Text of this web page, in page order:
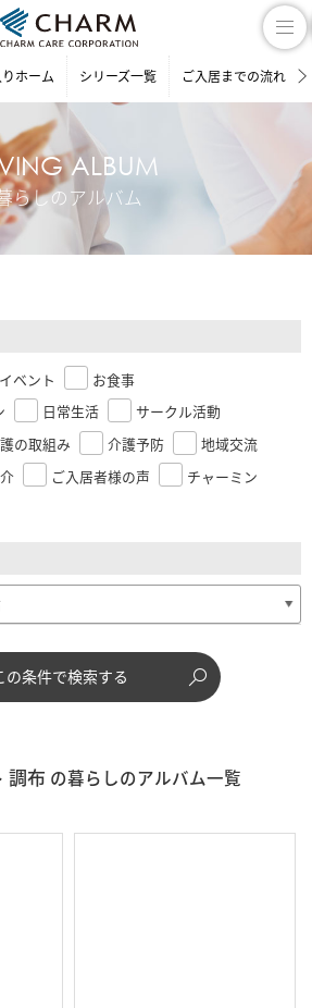
ホーム シリーズ一覧 ご入居までの流れ
ALBUM
らしのアルバム
イベント
お食事
日常生活
サークル活動
の取組み 介護予防
地域交流
ご入居者様の声
チャーミン
の条件で検索する
調布 の暮らしのアルバム一覧